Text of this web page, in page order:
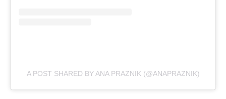
A POST SHARED BY ANA PRAZNIK (@ANAPRAZNIK)